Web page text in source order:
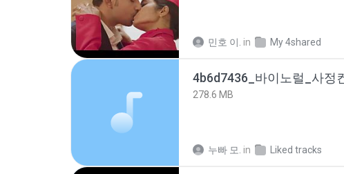
민호 이. in My 4shared
278.6 MB
누빠 모. in Liked tracks